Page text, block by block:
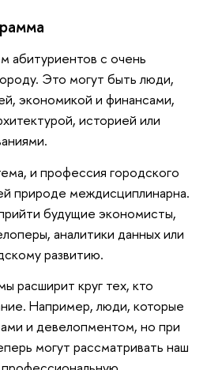
с очень
Это могут быть люди,
экономикой и финансами,
историей или
и профессия городского
природе междисциплинарна.
будущие экономисты,
аналитики данных или
развитию.
расширит круг тех, кто
Например, люди, которые
и девелопментом, но при
могут рассматривать наш